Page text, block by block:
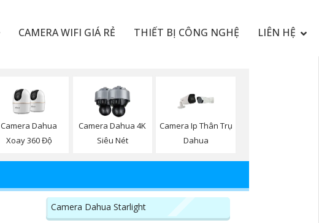
CAMERA WIFI GIÁ RẺ THIẾT BỊ CÔNG NGHỆ LIÊN HỆ
Camera Dahua
Xoay 360 Độ
Camera Dahua 4K
Siêu Nét
Camera Ip Thân Trụ
Dahua
Camera Dahua Starlight